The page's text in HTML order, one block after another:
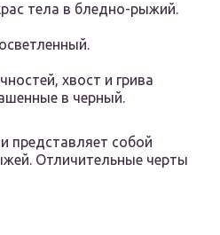
тела в бледно-рыжий.
хвост и грива
в черный.
представляет собой
Отличительные черты